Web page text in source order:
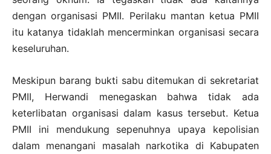
dengan organisasi PMII. Perilaku mantan ketua PMII
itu katanya tidaklah mencerminkan organisasi secara
keseluruhan.
Meskipun barang bukti sabu ditemukan di sekretariat
PMII, Herwandi menegaskan bahwa tidak ada
keterlibatan organisasi dalam kasus tersebut. Ketua
PMII ini mendukung sepenuhnya upaya kepolisian
dalam menangani masalah narkotika di Kabupaten